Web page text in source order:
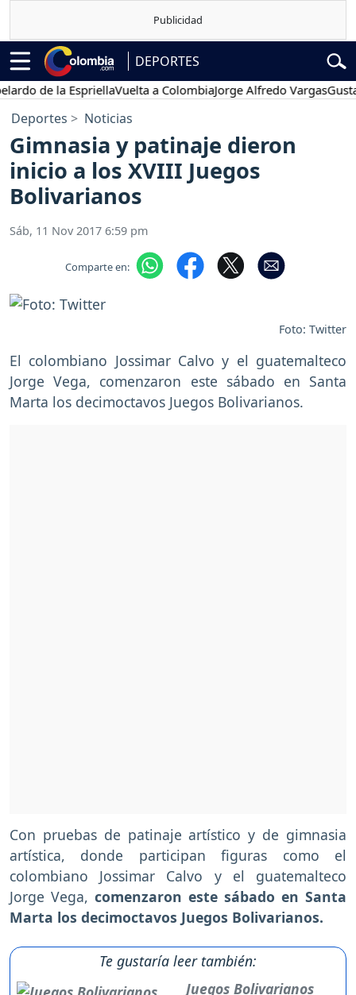
DEPORTES
de la EspriellaVuelta a ColombiaJorge Alfredo VargasGustavo
Deportes Noticias
Gimnasia y patinaje dieron
inicio a los XVIII Juegos
Bolivarianos
Sáb, 11 Nov 2017 6:59 pm
Comparte en:
Foto: Twitter
El colombiano Jossimar Calvo y el guatemalteco
Jorge Vega, comenzaron este sábado en Santa
Marta los decimoctavos Juegos Bolivarianos.
Con pruebas de patinaje artístico y de gimnasia
artística, donde participan figuras como el
colombiano Jossimar Calvo y el guatemalteco
Jorge Vega, comenzaron este sábado en Santa
Marta los decimoctavos Juegos Bolivarianos.
Te gustaría leer también:
Juegos Bolivarianos